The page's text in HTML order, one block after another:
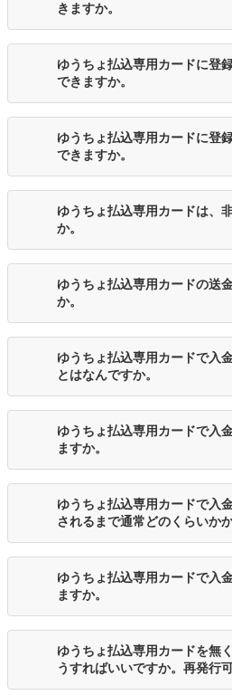
きますか。
ゆうちょ払込専用カードに登
できますか。
ゆうちょ払込専用カードに登
できますか。
ゆうちょ払込専用カードは、
か。
ゆうちょ払込専用カードの送
か。
ゆうちょ払込専用カードで入
とはなんですか。
ゆうちょ払込専用カードで入
ますか。
ゆうちょ払込専用カードで入
されるまで通常どのくらいかか
ゆうちょ払込専用カードで入
ますか。
ゆうちょ払込専用カードを無
うすればいいですか。再発行